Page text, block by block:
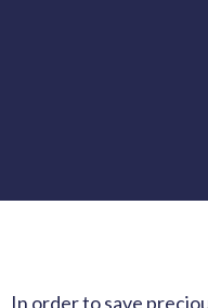
In order to save